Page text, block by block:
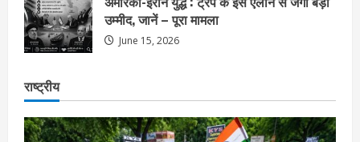
उम्मीद, जानें – पूरा मामला
June 15, 2026
राष्ट्रीय